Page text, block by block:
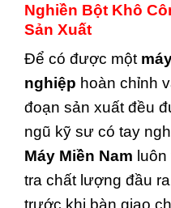
Nghiền Bột Khô
Sản Xuất
Để có được một
nghiệp hoàn chỉnh
đoạn sản xuất đều
ngũ kỹ sư có tay
Máy Miền Nam
tra chất lượng đầu
trước khi bàn giao